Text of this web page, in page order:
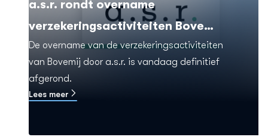
a.s.r. rondt overname
verzekeringsactiviteiten Bovemij
af
De overname van de verzekeringsactiviteiten
van Bovemij door a.s.r. is vandaag definitief
afgerond.
Lees meer